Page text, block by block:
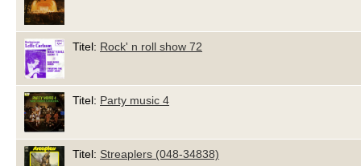
Titel: Rock' n roll show 72
Titel: Party music 4
Titel: Streaplers (048-34838)